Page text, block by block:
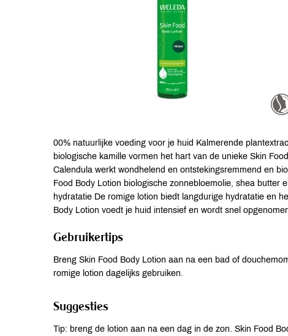
00% natuurlijke voeding voor je huid Kalmerende
biologische kamille vormen het hart van de unieke Skin
Calendula werkt wondhelend en ontstekingsremmend en
Food Body Lotion biologische zonnebloemolie, shea butter
hydratatie De romige lotion biedt langdurige hydratatie en
Body Lotion voedt je huid intensief en wordt snel
Gebruikertips
Breng Skin Food Body Lotion aan na een bad of
romige lotion dagelijks gebruiken.
Suggesties
Tip: breng de lotion aan na een dag in de zon. Skin Food